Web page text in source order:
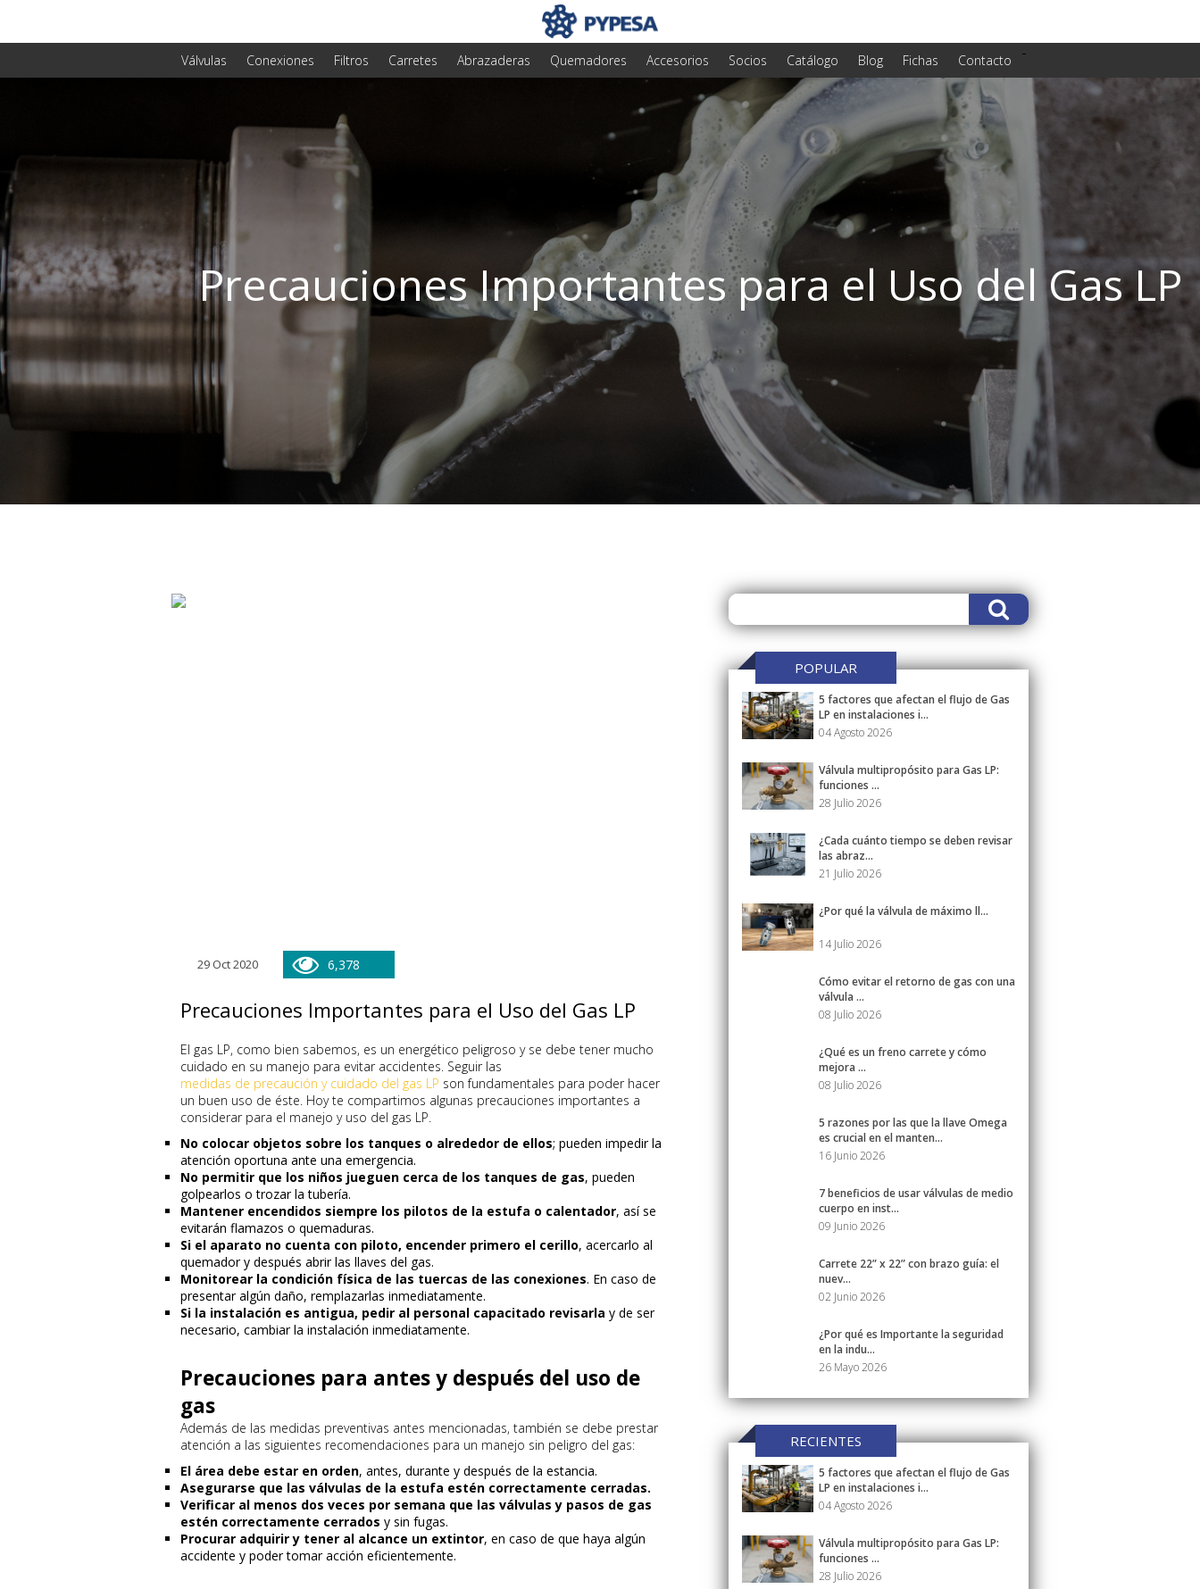
Válvulas Conexiones Filtros Carretes Abrazaderas Quemadores Accesorios Socios -
Catálogo Blog Fichas Contacto
Precauciones Importantes para el Uso del Gas LP
29 Oct 2020 6,378
Precauciones Importantes para el Uso del Gas LP
El gas LP, como bien sabemos, es un energético peligroso y se debe tener mucho
cuidado en su manejo para evitar accidentes. Seguir las
medidas de precaución y cuidado del gas LP son fundamentales para poder hacer
un buen uso de éste. Hoy te compartimos algunas precauciones importantes a
considerar para el manejo y uso del gas LP.
No colocar objetos sobre los tanques o alrededor de ellos; pueden impedir la
atención oportuna ante una emergencia.
No permitir que los niños jueguen cerca de los tanques de gas, pueden
golpearlos o trozar la tubería.
Mantener encendidos siempre los pilotos de la estufa o calentador, así se
evitarán flamazos o quemaduras.
Si el aparato no cuenta con piloto, encender primero el cerillo, acercarlo al
quemador y después abrir las llaves del gas.
Monitorear la condición física de las tuercas de las conexiones. En caso de
presentar algún daño, remplazarlas inmediatamente.
Si la instalación es antigua, pedir al personal capacitado revisarla y de ser
necesario, cambiar la instalación inmediatamente.
Precauciones para antes y después del uso de
gas
Además de las medidas preventivas antes mencionadas, también se debe prestar
atención a las siguientes recomendaciones para un manejo sin peligro del gas:
El área debe estar en orden, antes, durante y después de la estancia.
Asegurarse que las válvulas de la estufa estén correctamente cerradas.
Verificar al menos dos veces por semana que las válvulas y pasos de gas
estén correctamente cerrados y sin fugas.
Procurar adquirir y tener al alcance un extintor, en caso de que haya algún
accidente y poder tomar acción eficientemente.
POPULAR
5 factores que afectan el flujo de Gas
LP en instalaciones i...
04 Agosto 2026
Válvula multipropósito para Gas LP:
funciones ...
28 Julio 2026
¿Cada cuánto tiempo se deben revisar
las abraz...
21 Julio 2026
¿Por qué la válvula de máximo ll...
14 Julio 2026
Cómo evitar el retorno de gas con una
válvula ...
08 Julio 2026
¿Qué es un freno carrete y cómo
mejora ...
08 Julio 2026
5 razones por las que la llave Omega
es crucial en el manten...
16 Junio 2026
7 beneficios de usar válvulas de medio
cuerpo en inst...
09 Junio 2026
Carrete 22” x 22” con brazo guía: el
nuev...
02 Junio 2026
¿Por qué es Importante la seguridad
en la indu...
26 Mayo 2026
RECIENTES
5 factores que afectan el flujo de Gas
LP en instalaciones i...
04 Agosto 2026
Válvula multipropósito para Gas LP:
funciones ...
28 Julio 2026